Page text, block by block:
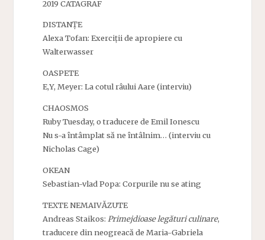
2019 CATAGRAF
DISTANȚE
Alexa Tofan: Exerciții de apropiere cu
Walterwasser
OASPETE
E,Y, Meyer: La cotul râului Aare (interviu)
CHAOSMOS
Ruby Tuesday, o traducere de Emil Ionescu
Nu s-a întâmplat să ne întâlnim… (interviu cu
Nicholas Cage)
OKEAN
Sebastian-vlad Popa: Corpurile nu se ating
TEXTE NEMAIVĂZUTE
Andreas Staikos: Primejdioase legături culinare,
traducere din neogreacă de Maria-Gabriela